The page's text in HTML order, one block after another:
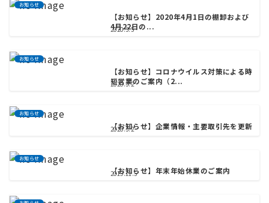
お知らせ
【お知らせ】2020年4月1日の棚卸および
4月22日の...
2020.3.5
お知らせ
【お知らせ】コロナウイルス対策による時
短営業のご案内（2...
2020.3.2
お知らせ
【お知らせ】企業情報・主要取引先を更新
2020.3.2
お知らせ
【お知らせ】年末年始休業のご案内
2019.11.5